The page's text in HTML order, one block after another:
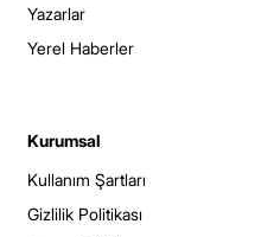
Yazarlar
Yerel Haberler
Kurumsal
Kullanım Şartları
Gizlilik Politikası